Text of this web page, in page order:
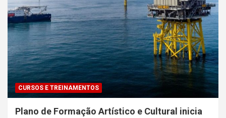
CURSOS E TREINAMENTOS
Plano de Formação Artístico e Cultural inicia